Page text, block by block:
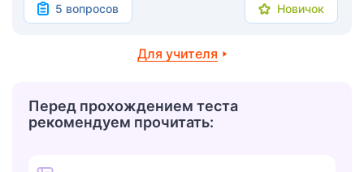
5 вопросов Новичок
Для учителя
Перед прохождением теста
рекомендуем прочитать: